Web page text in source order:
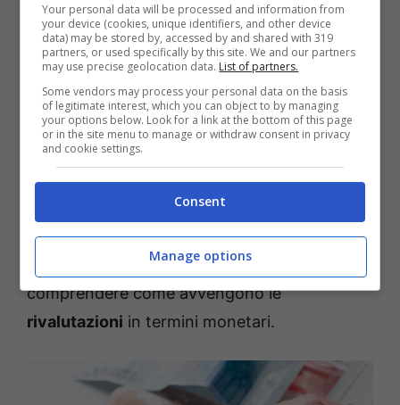
l’Italia per gli assegni o esser titolari di un
permesso di soggiorno unico o lungo.
Via agli assegni familiari,
tutti gli importi delle
rivalutazioni
Analizzatala portata della misura e chi può
ottenere gli assegni familiari,
comprendere come avvengono le
rivalutazioni in termini monetari.
Your personal data will be processed and information from
your device (cookies, unique identifiers, and other device
data) may be stored by, accessed by and shared with 319
partners, or used specifically by this site. We and our partners
may use precise geolocation data. List of partners.
Some vendors may process your personal data on the basis
of legitimate interest, which you can object to by managing
your options below. Look for a link at the bottom of this page
or in the site menu to manage or withdraw consent in privacy
and cookie settings.
Consent
Manage options